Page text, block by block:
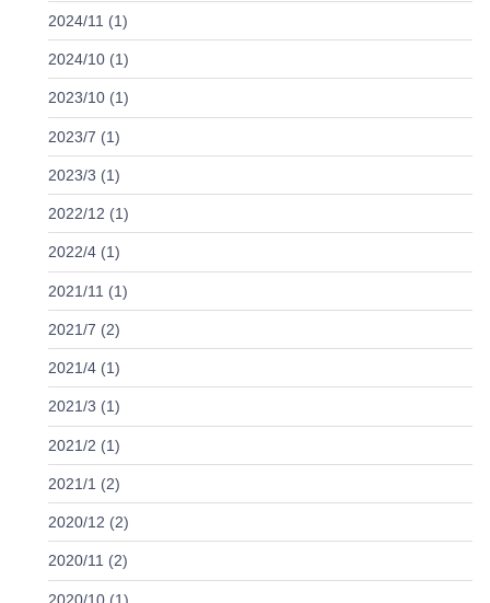
2024/11 (1)
2024/10 (1)
2023/10 (1)
2023/7 (1)
2023/3 (1)
2022/12 (1)
2022/4 (1)
2021/11 (1)
2021/7 (2)
2021/4 (1)
2021/3 (1)
2021/2 (1)
2021/1 (2)
2020/12 (2)
2020/11 (2)
2020/10 (1)